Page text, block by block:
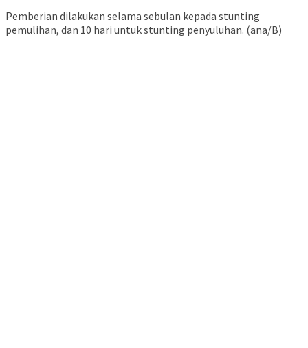
Pemberian dilakukan selama sebulan kepada stunting
pemulihan, dan 10 hari untuk stunting penyuluhan. (ana/B)